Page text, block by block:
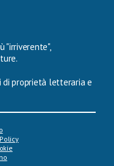
"irriverente",
proprietà letteraria e